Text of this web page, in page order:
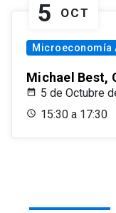
5 OCT
Microeconomía
Michael Best,
5 de Octubre
15:30 a 17:30